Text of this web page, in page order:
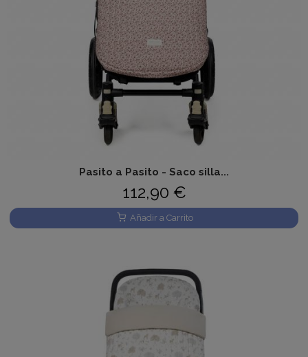
Pasito a Pasito - Saco silla...
112,90 €
Añadir a Carrito